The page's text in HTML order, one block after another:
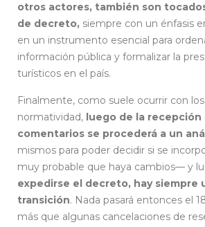
otros actores, también son
de decreto, siempre con un énfasis
en un instrumento esencial para
información pública y formalizar la
turísticos en el país.
Finalmente, como suele ocurrir con
normatividad, luego de la recepción
comentarios se procederá a un
mismos para poder decidir si se
muy probable que haya cambios— y
expedirse el decreto, hay siempre
transición. Nada pasará entonces el
más que algunas cancelaciones de